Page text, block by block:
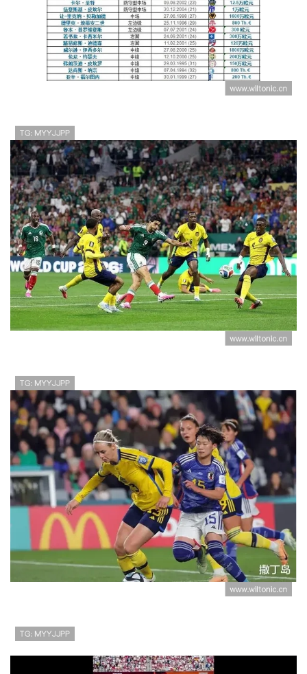
2026世界杯C组最终排名：巴西头名
摩洛哥第二
世界杯A组数据回顾：墨西哥三场比
赛零失球
日本对瑞典战报：1-1平局确保小组第
二